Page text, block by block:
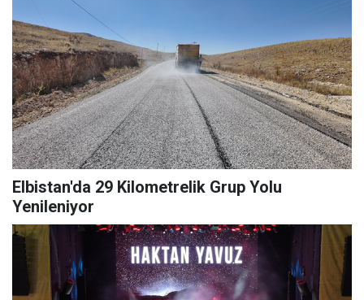
Elbistan'da 29 Kilometrelik Grup Yolu
Yenileniyor